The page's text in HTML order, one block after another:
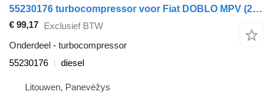
55230176 turbocompressor voor Fiat DOBLO MPV (263_) auto
€ 99,17 Exclusief BTW
Onderdeel - turbocompressor
55230176
diesel
Litouwen, Panevėžys